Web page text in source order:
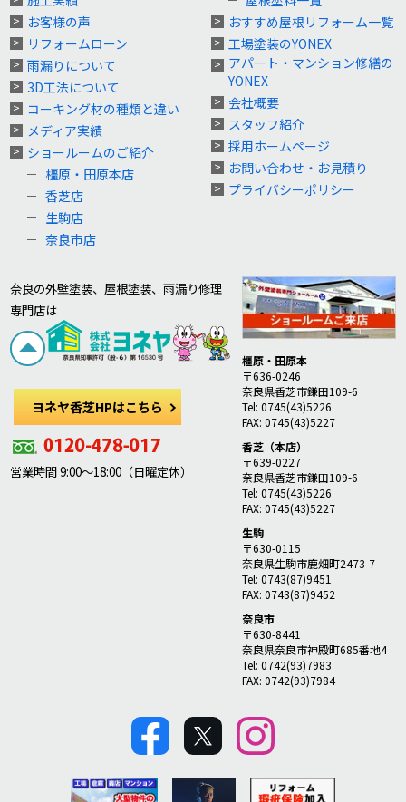
お客様の声
リフォームローン
雨漏りについて
3D工法について
コーキング材の種類と違い
メディア実績
ショールームのご紹介
橿原・田原本店
香芝店
生駒店
奈良市店
おすすめ屋根リフォーム一覧
工場塗装のYONEX
アパート・マンション修繕の
YONEX
会社概要
スタッフ紹介
採用ホームページ
お問い合わせ・お見積り
プライバシーポリシー
奈良の外壁塗装、屋根塗装、雨漏り修理
専門店は
ヨネヤ香芝HPはこちら
営業時間 9:00～18:00（日曜定休）
橿原・田原本
〒636-0246
奈良県香芝市鎌田109-6
Tel: 0745(43)5226
FAX: 0745(43)5227
香芝（本店）
〒639-0227
奈良県香芝市鎌田109-6
Tel: 0745(43)5226
FAX: 0745(43)5227
生駒
〒630-0115
奈良県生駒市鹿畑町2473-7
Tel: 0743(87)9451
FAX: 0743(87)9452
奈良市
〒630-8441
奈良県奈良市神殿町685番地4
Tel: 0742(93)7983
FAX: 0742(93)7984